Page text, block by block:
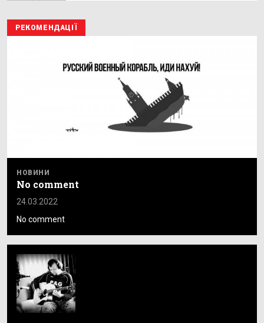
РЕКОМЕНДАЦІЇ
НОВИНИ
No comment
24.03.2022
No comment